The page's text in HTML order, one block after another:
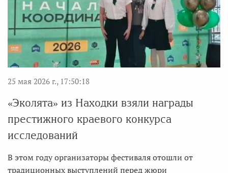
25 мая 2026 г., 17:50:18
«Эколята» из Находки взяли награды
престижного краевого конкурса
исследований
В этом году организаторы фестиваля отошли от
традиционных выступлений перед жюри